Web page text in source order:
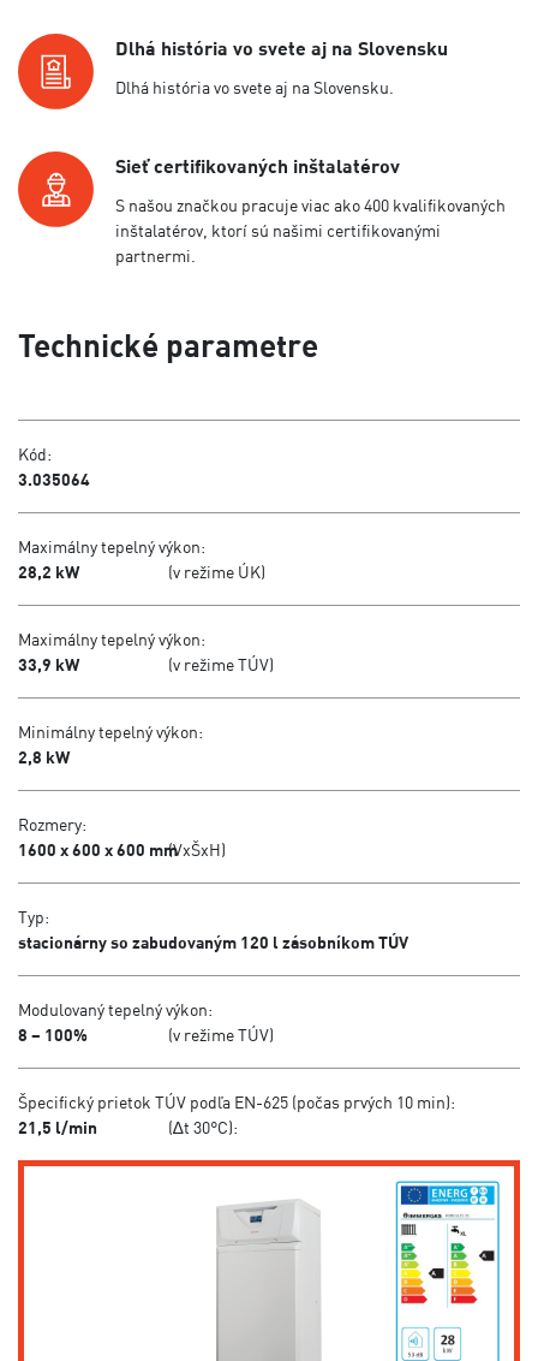
Dlhá história vo svete aj na Slovensku
Dlhá história vo svete aj na Slovensku.
Sieť certifikovaných inštalatérov
S našou značkou pracuje viac ako 400 kvalifikovaných
inštalatérov, ktorí sú našimi certifikovanými
partnermi.
Technické parametre
Kód:
3.035064
Maximálny tepelný výkon:
28,2 kW
(v režime ÚK)
Maximálny tepelný výkon:
33,9 kW
(v režime TÚV)
Minimálny tepelný výkon:
2,8 kW
Rozmery:
1600 x 600 x 600 mm(VxŠxH)
Typ:
stacionárny so zabudovaným 120 l zásobníkom TÚV
Modulovaný tepelný výkon:
8 – 100%
(v režime TÚV)
Špecifický prietok TÚV podľa EN-625 (počas prvých 10 min):
21,5 l/min
(∆t 30°C):